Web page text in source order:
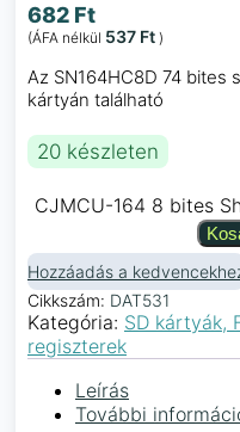
682 Ft
(ÁFA nélkül 537 Ft )
Az SN164HC8D 74 bites
kártyán található
20 készleten
CJMCU-164 8 bites
Hozzáadás a
Cikkszám: DAT531
Kategória: SD kártyák,
regiszterek
Leírás
További